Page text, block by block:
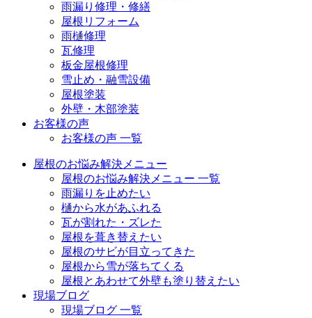
雨漏り修理・修繕
屋根リフォーム
雨樋修理
瓦修理
板金屋根修理
雪止め・融雪設備
屋根塗装
外壁・木部塗装
お客様の声
お客様の声 一覧
屋根のお悩み解決メニュー
屋根のお悩み解決メニュー 一覧
雨漏りを止めたい
樋から水があふれる
瓦が割れた・ズレた
屋根を葺き替えたい
屋根のサビが目立ってきた
屋根から雪が落ちてくる
屋根とあわせて外壁も塗り替えたい
現場ブログ
現場ブログ 一覧